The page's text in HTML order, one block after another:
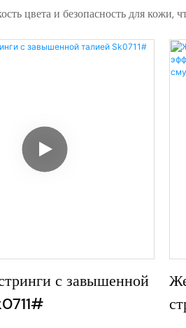
цвета и безопасность для
с завышенной